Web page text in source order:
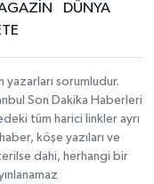
DÜNYA
yazarları sorumludur.
Son Dakika Haberleri
tüm harici linkler ayrı
köşe yazıları ve
dahi, herhangi bir